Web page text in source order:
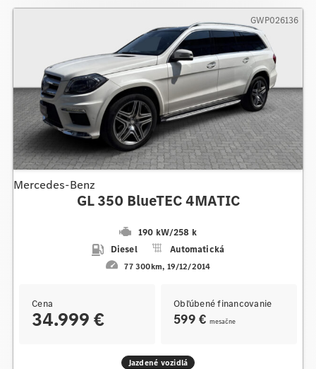
Mercedes-Benz
GL 350 BlueTEC 4MATIC
190 kW/258 k
Diesel
Automatická
77 300km 19/12/2014
GWP026136
Cena
34.999 €
Obľúbené financovanie
599 € mesačne
Jazdené vozidlá